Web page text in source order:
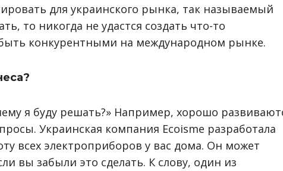
для украинского рынка, так называемый
то никогда не удастся создать что-то
конкурентными на международном рынке.
я буду решать?» Например, хорошо
Украинская компания Еcoisme разработала
всех электроприборов у вас дома. Он может
вы забыли это сделать. К слову, один из